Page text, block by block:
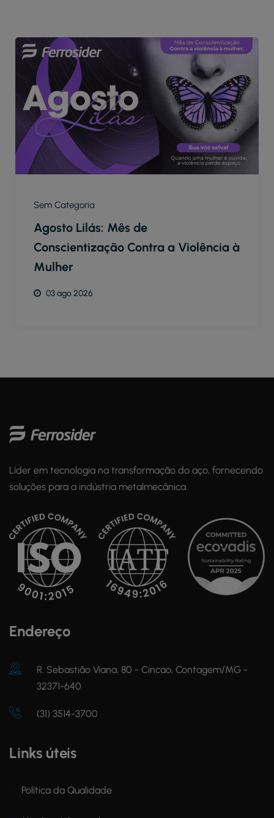
Sem Categoria
Agosto Lilás: Mês de
Conscientização Contra a Violência à
Mulher
03 ago 2026
Líder em tecnologia na transformação do aço, fornecendo
soluções para a indústria metalmecânica.
Endereço
R. Sebastião Viana, 80 - Cincao, Contagem/MG -
32371-640
(31) 3514-3700
Links úteis
Política da Qualidade